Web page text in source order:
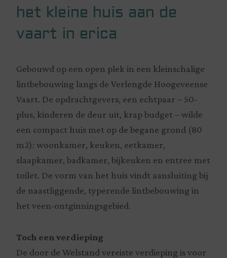
het kleine huis aan de
vaart in erica
Gebouwd op een open plek in een kleinschalige
lintbebouwing langs de Verlengde Hoogeveense
Vaart. De opdrachtgevers, een echtpaar – 50-
plus, kinderen de deur uit, krap budget – wilde
een compact huis met op de begane grond (80
m2): woonkamer, keuken, eetkamer,
slaapkamer, badkamer, bijkeuken en entree met
toilet. De vorm van het huis vindt aansluiting bij
de naastliggende, typerende lintbebouwing in
het veen-ontginningsgebied.
Toch een verdieping
De door de Welstand vereiste verdieping is voor